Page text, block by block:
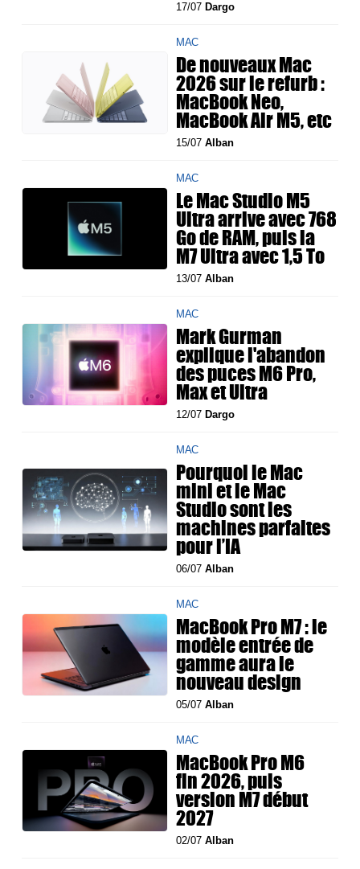
17/07 Dargo
MAC
De nouveaux Mac
2026 sur le refurb :
MacBook Neo,
MacBook Air M5, etc
15/07Alban
MAC
Le Mac Studio M5
Ultra arrive avec 768
Go de RAM, puis la
M7 Ultra avec 1,5 To
13/07Alban
MAC
Mark Gurman
explique l'abandon
des puces M6 Pro,
Max et Ultra
12/07 Dargo
MAC
Pourquoi le Mac
mini et le Mac
Studio sont les
machines parfaites
pour l’IA
06/07Alban
MAC
MacBook Pro M7 : le
modèle entrée de
gamme aura le
nouveau design
05/07Alban
MAC
MacBook Pro M6
fin 2026, puis
version M7 début
2027
02/07Alban